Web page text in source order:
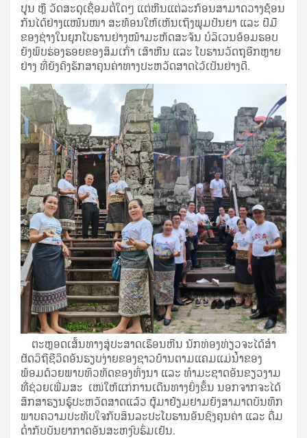
ປູນ ຫຼື ວັດສະດຸເຊື່ອມຕໍ່ໃດໆ ແຕ່ຫີນແຕ່ລະກ້ອນສາມາດວາງຊ້ອນ
ກັນໄດ້ຢ່າງແໜ້ນໜາ ສະທ້ອນໃຫ້ເຫັນເຖິງພູມປັນຍາ ແລະ ຝີມື
ຂອງຊ່າງໃນຍຸກໂບຮານຢ່າງໜ້າມະຫັດສະຈັນ ບໍລິເວນອ້ອມຮອບ
ຍັງພົບຮ່ອງຮອຍຂອງສິມເກົ່າ ເສົາຫີນ ແລະ ໂບຮານວັດຖຸອີກຫຼາຍ
ຢ່າງ ທີ່ຍັງຄົງຮັກສາຄຸນຄ່າທາງປະຫວັດສາດໄວ້ເປັນຢ່າງດີ.
ຕະຫຼອດເສັ້ນທາງສູ່ປະສາດເຮືອນຫີນ ນັກທ່ອງທ່ຽວຈະໄດ້ສໍາ
ຜັດວິຖີຊີວິດອັນຮຽບງ່າຍຂອງຊາວບ້ານຕາມແຄມແມ່ນ້ຳຂອງ
ພ້ອມດ້ວຍພາບທິວທັດຂອງທົ່ງນາ ແລະ ທຳມະຊາດອັນຂຽວງາມ
ທີ່ຊ່ວຍເພີ່ມສະ ເໜ່ໃຫ້ແກ່ການເດີນທາງຍິ່ງຂຶ້ນ ນອກຈາກຈະໄດ້
ສຶກສາຮຽນຮູ້ປະຫວັດສາດແລ້ວ ຜູ້ມາຢ້ຽມຢາມຍັງສາມາດບັນທຶກ
ພາບຄວາມປະທັບໃຈກັບສິນລະປະໂບຮານອັນຊົງຄຸນຄ່າ ແລະ ດື່ມ
ດ່ຳກັບບັນຍາກາດອັນສະຫງົບຮົ່ມເຢັນ.